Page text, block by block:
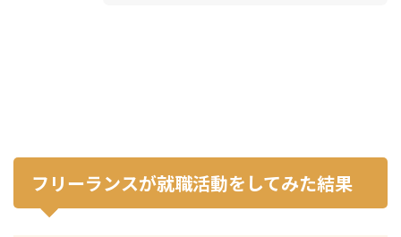
フリーランスが就職活動をしてみた結果